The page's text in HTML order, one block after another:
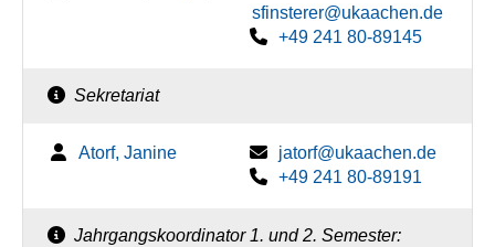
sfinsterer@ukaachen.de
+49 241 80-89145
Sekretariat
Atorf, Janine
jatorf@ukaachen.de
+49 241 80-89191
Jahrgangskoordinator 1. und 2. Semester: